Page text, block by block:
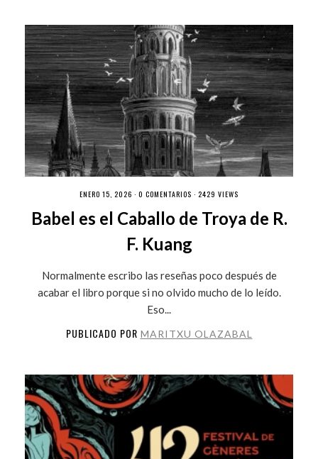
ENERO 15, 2026 · 0 COMENTARIOS · 2429 VIEWS
Babel es el Caballo de Troya de R.
F. Kuang
Normalmente escribo las reseñas poco después de
acabar el libro porque si no olvido mucho de lo leído.
Eso...
PUBLICADO POR MARITXU OLAZABAL